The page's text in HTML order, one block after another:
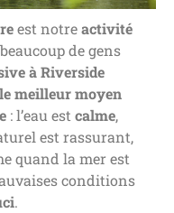
est notreactivité
de gens
à Riverside
le meilleur moyen
: l’eau estcalme,
est rassurant,
quand la mer est
conditions
.